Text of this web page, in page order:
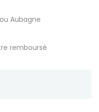
Aubagne
remboursé